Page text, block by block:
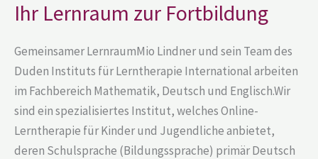
Ihr Lernraum zur Fortbildung
Gemeinsamer LernraumMio Lindner und sein Team des
Duden Instituts für Lerntherapie International arbeiten
im Fachbereich Mathematik, Deutsch und Englisch.Wir
sind ein spezialisiertes Institut, welches Online-
Lerntherapie für Kinder und Jugendliche anbietet,
deren Schulsprache (Bildungssprache) primär Deutsch